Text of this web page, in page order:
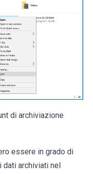
di archiviazione
essere in grado di
archiviati nel